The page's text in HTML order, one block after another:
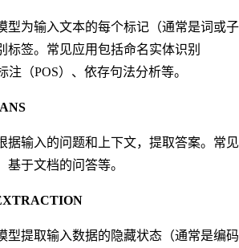
型为输入文本的每个标记（通常是词或子
标签。常见应用包括命名实体识别
注（POS）、依存句法分析等。
据输入的问题和上下文，提取答案。常
基于文档的问答等。
型提取输入数据的隐藏状态（通常是编